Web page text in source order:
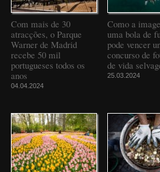
Com mais de 30
atracções, o Parque
Warner de Madrid
recebe 50 mil
portugueses todos os
anos
04.04.2024
Como a
uma bola de
pode vencer
concurso de
de vida
25.03.2024